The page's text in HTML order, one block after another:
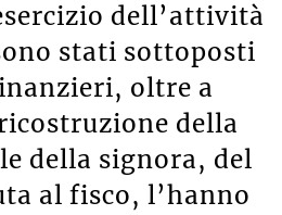
dell’attività
stati sottoposti
oltre a
della
della signora, del
al fisco, l’hanno